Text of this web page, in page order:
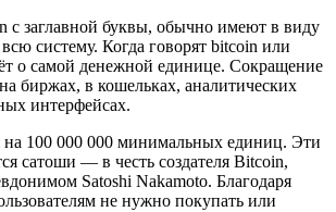
с заглавной буквы, обычно имеют в виду
систему. Когда говорят bitcoin или
о самой денежной единице. Сокращение
биржах, в кошельках, аналитических
интерфейсах.
100 000 000 минимальных единиц. Эти
сатоши — в честь создателя Bitcoin,
Satoshi Nakamoto. Благодаря
не нужно покупать или